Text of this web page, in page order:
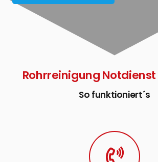
Rohrreinigung
So funktioniert´s